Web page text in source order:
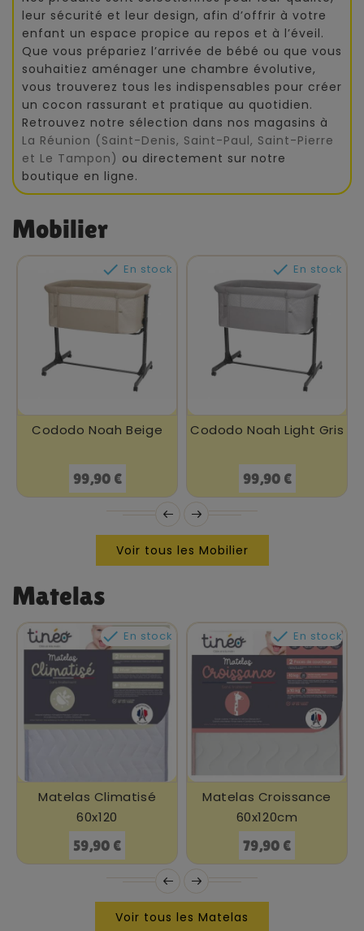
leur sécurité et leur design, afin d’offrir à votre
enfant un espace propice au repos et à l’éveil.
Que vous prépariez l’arrivée de bébé ou que vous
souhaitiez aménager une chambre évolutive,
vous trouverez tous les indispensables pour créer
un cocon rassurant et pratique au quotidien.
Retrouvez notre sélection dans nos magasins à
La Réunion (Saint-Denis, Saint-Paul, Saint-Pierre
et Le Tampon) ou directement sur notre
boutique en ligne.
Mobilier
 En stock
Cododo Noah Beige
Prix
99,90 €
 En stock
Cododo Noah Light Gris
Prix
99,90 €
Voir tous les Mobilier
Matelas
 En stock
Matelas Climatisé
60x120
Prix
59,90 €
 En stock
Matelas Croissance
60x120cm
Prix
79,90 €
Voir tous les Matelas